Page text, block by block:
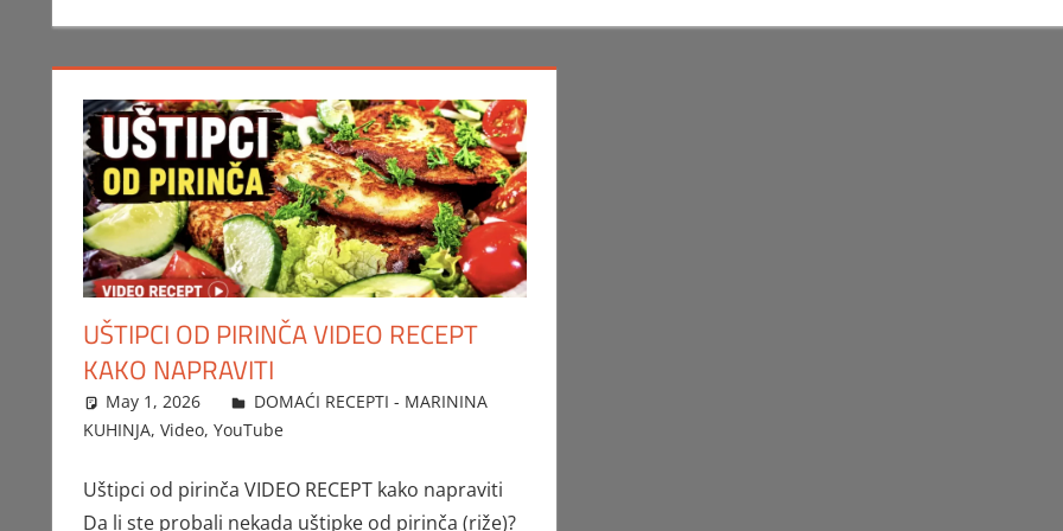
UŠTIPCI OD PIRINČA VIDEO RECEPT
KAKO NAPRAVITI
May 1, 2026 FTorgAdmin
DOMAĆI RECEPTI - MARININA
KUHINJA, Video, YouTube
Uštipci od pirinča VIDEO RECEPT kako napraviti
Da li ste probali nekada uštipke od pirinča (riže)?